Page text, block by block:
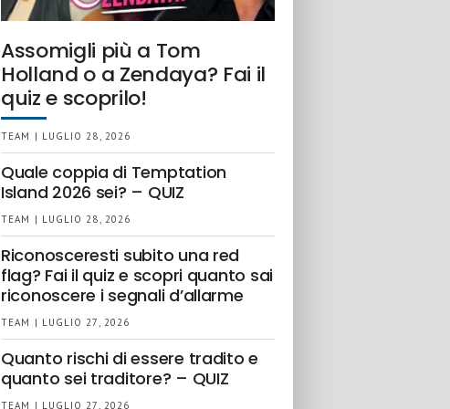
Assomigli più a Tom
Holland o a Zendaya? Fai il
quiz e scoprilo!
TEAM | LUGLIO 28, 2026
Quale coppia di Temptation
Island 2026 sei? – QUIZ
TEAM | LUGLIO 28, 2026
Riconosceresti subito una red
flag? Fai il quiz e scopri quanto sai
riconoscere i segnali d’allarme
TEAM | LUGLIO 27, 2026
Quanto rischi di essere tradito e
quanto sei traditore? – QUIZ
TEAM | LUGLIO 27, 2026